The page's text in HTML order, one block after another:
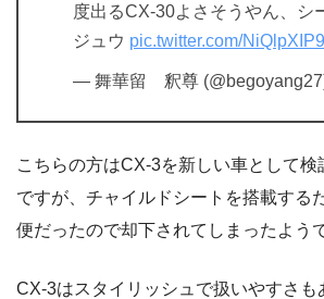
度出るCX-30よさそうやん、シ
ジュウ pic.twitter.com/
— 舞華留 釈尊
こちらの方はCX-3を新しい車として
ですが、チャイルドシートを搭載する
便だったので却下されてしまったよう
CX-3はスタイリッシュで扱いやすさも